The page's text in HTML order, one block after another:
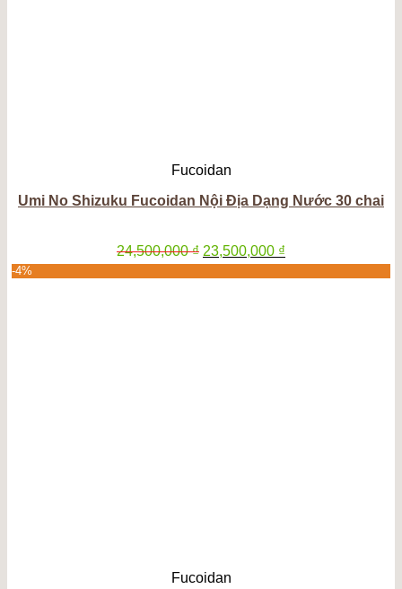
Fucoidan
Umi No Shizuku Fucoidan Nội Địa Dạng Nước 30 chai
24,500,000₫ Giá
gốc
là:
23,500,000 ₫
hiện
tại
-4%
Fucoidan